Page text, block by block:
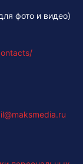
фото и видео)